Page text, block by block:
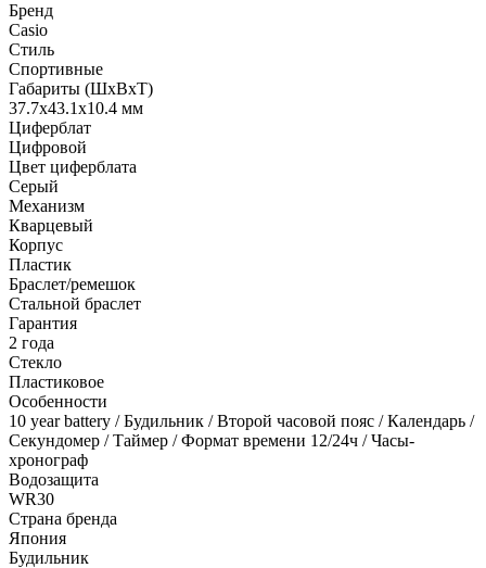
Бренд
Casio
Стиль
Спортивные
Габариты (ШхВхТ)
37.7x43.1x10.4 мм
Циферблат
Цифровой
Цвет циферблата
Серый
Механизм
Кварцевый
Корпус
Пластик
Браслет/ремешок
Стальной браслет
Гарантия
2 года
Стекло
Пластиковое
Особенности
10 year battery / Будильник / Второй часовой пояс / Календарь /
Секундомер / Таймер / Формат времени 12/24ч / Часы-
хронограф
Водозащита
WR30
Страна бренда
Япония
Будильник